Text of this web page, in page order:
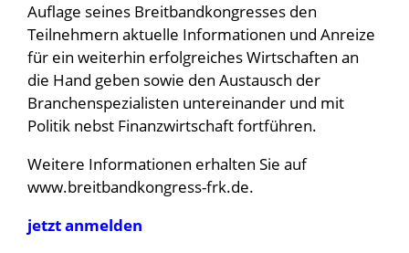
Auflage seines Breitbandkongresses den
Teilnehmern aktuelle Informationen und Anreize
für ein weiterhin erfolgreiches Wirtschaften an
die Hand geben sowie den Austausch der
Branchenspezialisten untereinander und mit
Politik nebst Finanzwirtschaft fortführen.
Weitere Informationen erhalten Sie auf
www.breitbandkongress-frk.de.
jetzt anmelden